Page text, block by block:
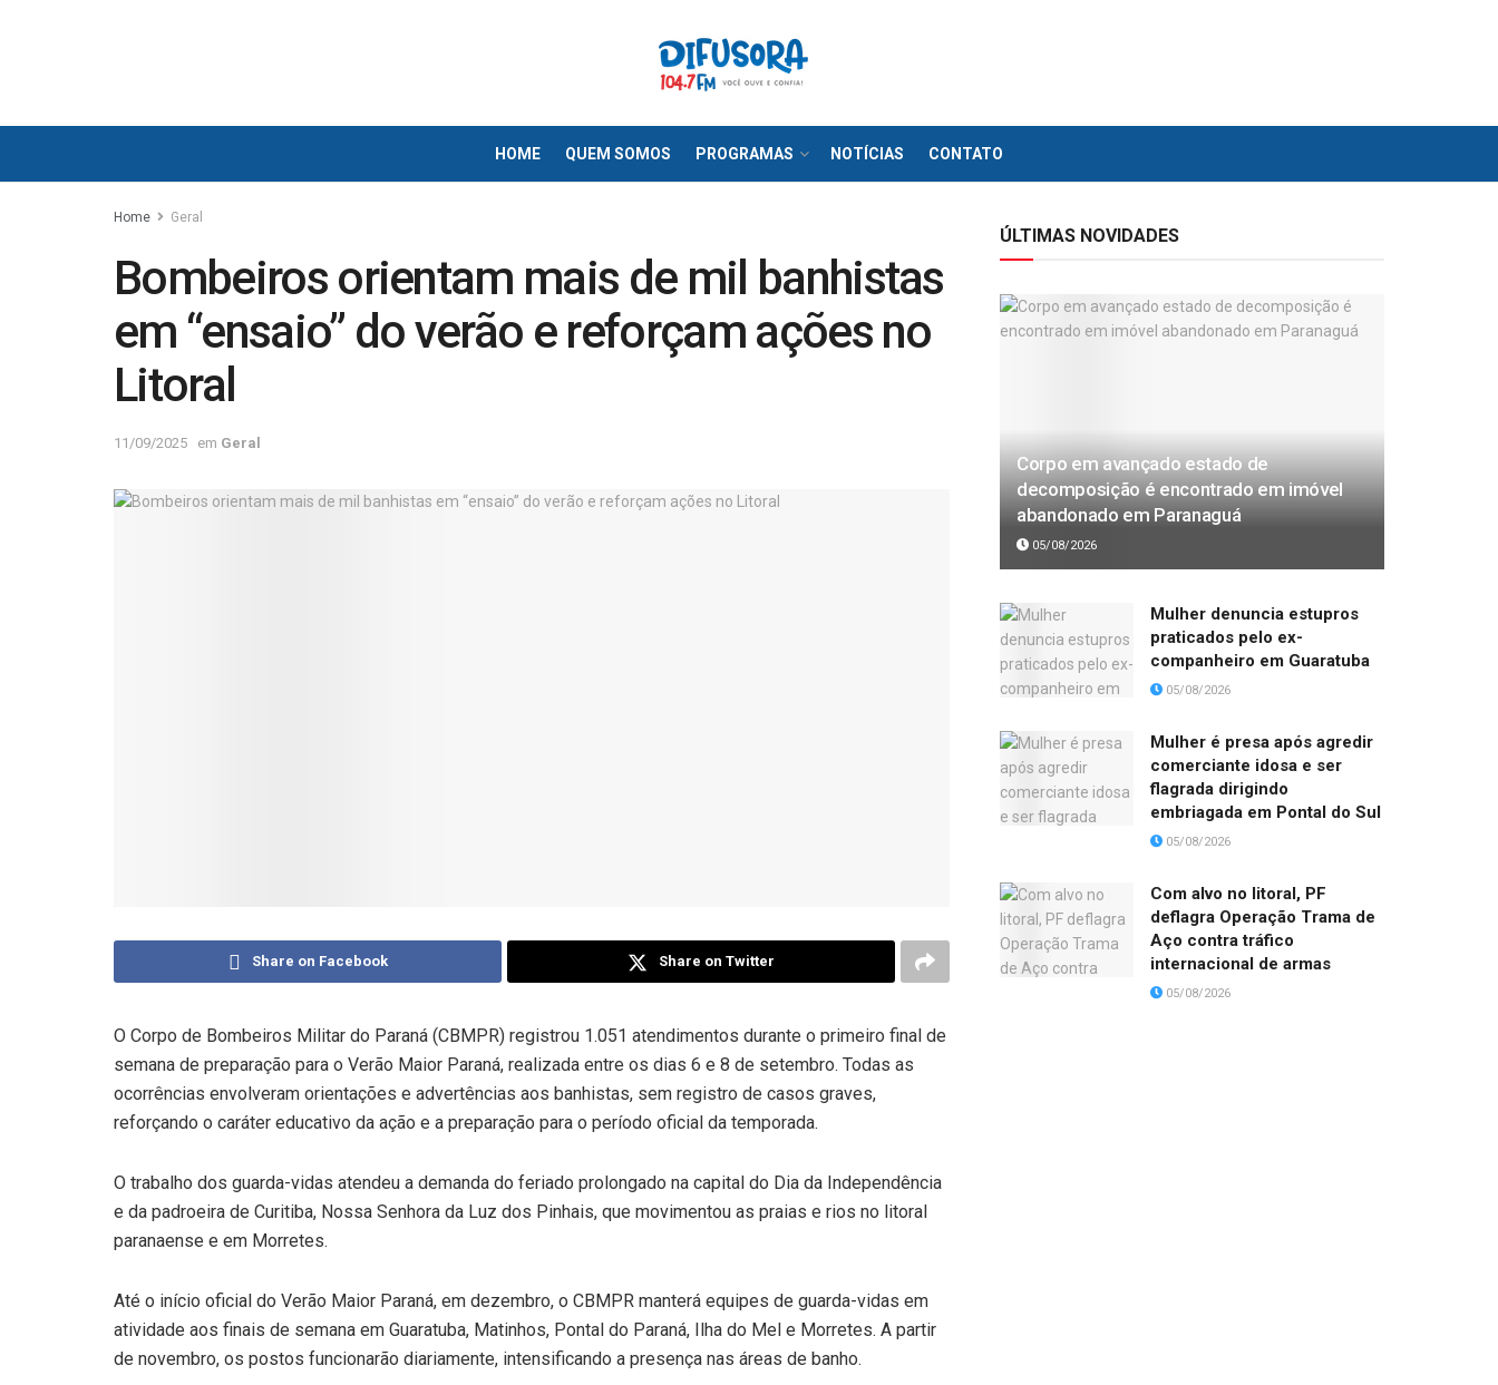
HOME QUEM SOMOS PROGRAMAS NOTÍCIAS CONTATO
Home Geral
Bombeiros orientam mais de mil banhistas
em “ensaio” do verão e reforçam ações no
Litoral
11/09/2025 em Geral
Share on Facebook Share on Twitter
O Corpo de Bombeiros Militar do Paraná (CBMPR) registrou 1.051 atendimentos durante o primeiro final de
semana de preparação para o Verão Maior Paraná, realizada entre os dias 6 e 8 de setembro. Todas as
ocorrências envolveram orientações e advertências aos banhistas, sem registro de casos graves,
reforçando o caráter educativo da ação e a preparação para o período oficial da temporada.
O trabalho dos guarda-vidas atendeu a demanda do feriado prolongado na capital do Dia da Independência
e da padroeira de Curitiba, Nossa Senhora da Luz dos Pinhais, que movimentou as praias e rios no litoral
paranaense e em Morretes.
Até o início oficial do Verão Maior Paraná, em dezembro, o CBMPR manterá equipes de guarda-vidas em
atividade aos finais de semana em Guaratuba, Matinhos, Pontal do Paraná, Ilha do Mel e Morretes. A partir
de novembro, os postos funcionarão diariamente, intensificando a presença nas áreas de banho.
ÚLTIMAS NOVIDADES
Corpo em avançado estado de
decomposição é encontrado em imóvel
abandonado em Paranaguá
05/08/2026
Mulher denuncia estupros
praticados pelo ex-
companheiro em Guaratuba
05/08/2026
Mulher é presa após agredir
comerciante idosa e ser
flagrada dirigindo
embriagada em Pontal do Sul
05/08/2026
Com alvo no litoral, PF
deflagra Operação Trama de
Aço contra tráfico
internacional de armas
05/08/2026